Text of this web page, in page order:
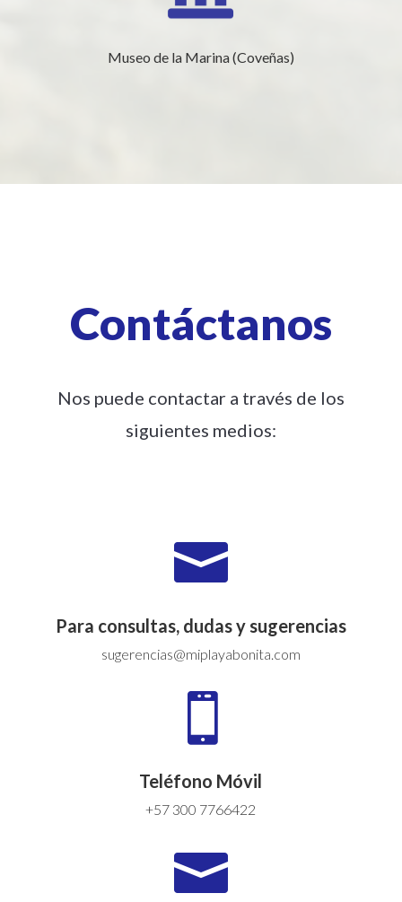
Museo de la Marina (Coveñas)
Contáctanos
Nos puede contactar a través de los
siguientes medios:

Para consultas, dudas y sugerencias
sugerencias@miplayabonita.com

Teléfono Móvil
+57 300 7766422
